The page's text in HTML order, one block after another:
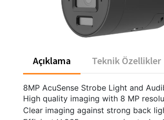
Açıklama Teknik Özellikler